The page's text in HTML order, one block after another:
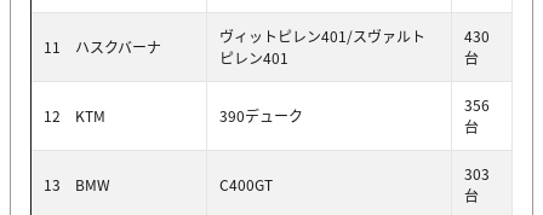
11 ハスクバーナ
ヴィットピレン401/スヴァルト
ピレン401
430
台
12 KTM 390デューク
356
台
13 BMW C400GT
303
台